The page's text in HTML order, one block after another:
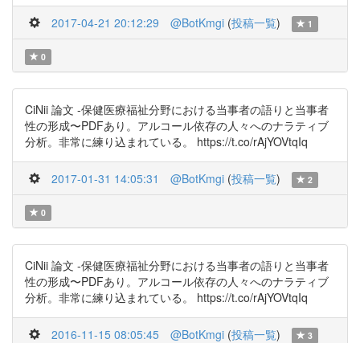
2017-04-21 20:12:29 @BotKmgi (投稿一覧) 1
0
CiNii 論文 -保健医療福祉分野における当事者の語りと当事者
性の形成〜PDFあり。アルコール依存の人々へのナラティブ
分析。非常に練り込まれている。 https://t.co/rAjYOVtqIq
2017-01-31 14:05:31 @BotKmgi (投稿一覧) 2
0
CiNii 論文 -保健医療福祉分野における当事者の語りと当事者
性の形成〜PDFあり。アルコール依存の人々へのナラティブ
分析。非常に練り込まれている。 https://t.co/rAjYOVtqIq
2016-11-15 08:05:45 @BotKmgi (投稿一覧) 3